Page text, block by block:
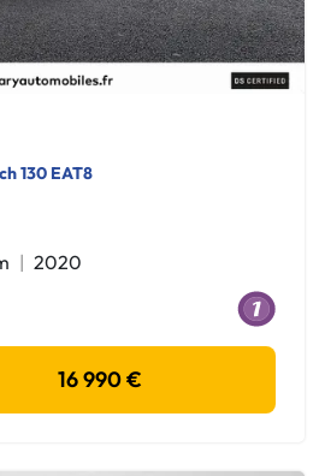
130 EAT8
2020
16 990 €